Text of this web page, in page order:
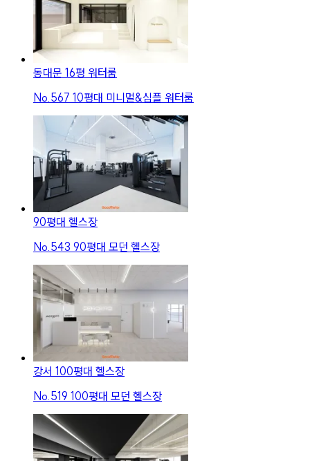
동대문 16평 워터룸
No. 567 10평대 미니멀&심플 워터룸
90평대 헬스장
No. 543 90평대 모던 헬스장
강서 100평대 헬스장
No. 519 100평대 모던 헬스장